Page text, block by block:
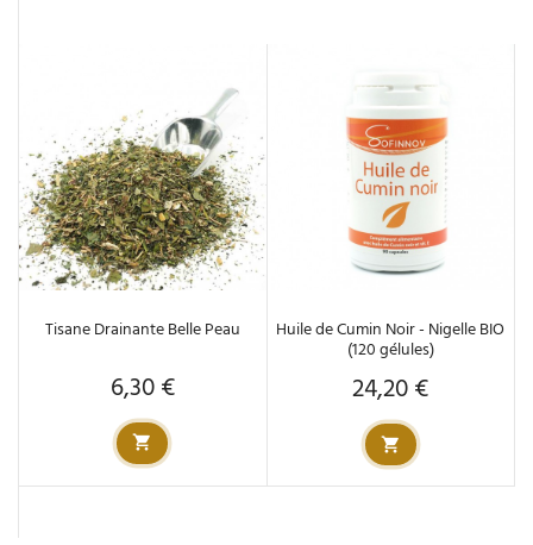
Tisane Drainante Belle Peau
Prix
6,30 €
Huile de Cumin Noir - Nigelle BIO
(120 gélules)
Prix
24,20 €